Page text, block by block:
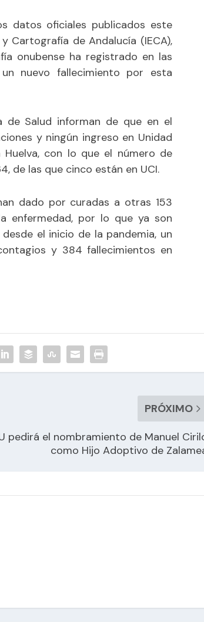
datos oficiales publicados este
Cartografía de Andalucía (IECA),
onubense ha registrado en las
nuevo fallecimiento por esta
de Salud informan de que en el
y ningún ingreso en Unidad
con lo que el número de
de las que cinco están en UCI.
dado por curadas a otras 153
enfermedad, por lo que ya son
el inicio de la pandemia, un
y 384 fallecimientos en
PRÓXIMO
pedirá el nombramiento de Manuel
como Hijo Adoptivo de